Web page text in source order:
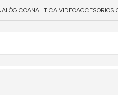
ANALITICA VIDEOACCESORIOS